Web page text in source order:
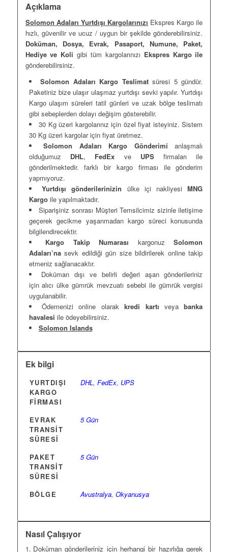
Açıklama
Solomon Adaları Yurtdışı Kargolarınızı Ekspres Kargo ile
hızlı, güvenilir ve ucuz / uygun bir şekilde gönderebilirsiniz.
Doküman, Dosya, Evrak, Pasaport, Numune, Paket,
Hediye ve Koli gibi tüm kargolarınızı Ekspres Kargo ile
gönderebilirsiniz.
Solomon Adaları Kargo Teslimatsüresi 5 gündür.
Paketiniz bize ulaşır ulaşmaz yurtdışı sevki yapılır. Yurtdışı
Kargo ulaşım süreleri tatil günleri ve uzak bölge teslimatı
gibi sebeplerden dolayı değişim gösterebilir.
30 Kg üzeri kargolarınız için özel fiyat isteyiniz. Sistem
30 Kg üzeri kargolar için fiyat üretmez.
Solomon Adaları Kargo Gönderimi anlaşmalı
olduğumuz DHL, FedEx ve UPSfirmaları ile
gönderilmektedir. farklı bir kargo firması ile gönderim
yapmıyoruz.
Yurtdışı gönderilerinizin ülke içi nakliyesiMNG
Kargoile yapılmaktadır.
Siparişiniz sonrası Müşteri Temsilcimiz sizinle iletişime
geçerek gecikme yaşanmadan kargo süreci konusunda
bilgilendirecektir.
Kargo Takip Numarası kargonuz Solomon
Adaları’nasevk edildiği gün size bildirilerek online takip
etmeniz sağlanacaktır.
Doküman dışı ve belirli değeri aşan gönderileriniz
için alıcı ülke gümrük mevzuatı sebebi ile gümrük vergisi
uygulanabilir.
Ödemenizi online olarakkredi kartı veyabanka
havalesi ile ödeyebilirsiniz.
Solomon Islands
Ek bilgi
YURTDIŞI
KARGO
FIRMASI
DHL , FedEx, UPS
EVRAK
TRANSIT
SÜRESI
5 Gün
PAKET
TRANSIT
SÜRESI
5 Gün
BÖLGE Avustralya, Okyanusya
Nasıl Çalışıyor
Doküman gönderileriniz için herhangi bir hazırlığa gerek